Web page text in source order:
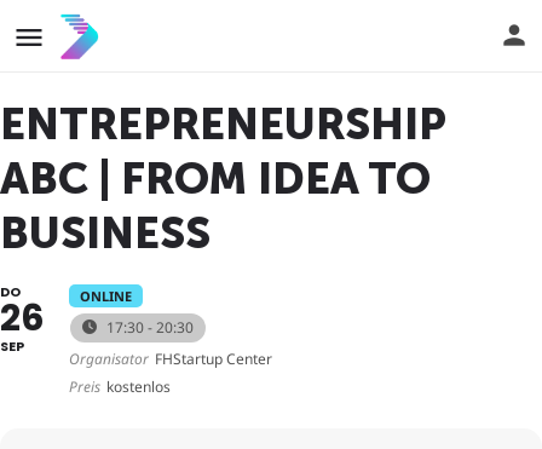
ENTREPRENEURSHIP
ABC | FROM IDEA TO
BUSINESS
DO
26
SEP
ONLINE
17:30 - 20:30
Organisator FHStartup Center
Preis kostenlos